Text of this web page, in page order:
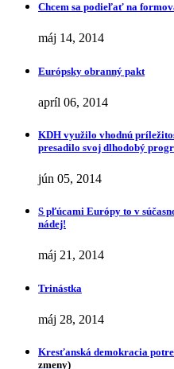
Chcem sa podieľať na
máj 14, 2014
Európsky obranný pakt
apríl 06, 2014
KDH využilo vhodnú
presadilo svoj dlhodobý
jún 05, 2014
S pľúcami Európy to v
nádej!
máj 21, 2014
Trinástka
máj 28, 2014
Kresťanská demokracia
zmeny)